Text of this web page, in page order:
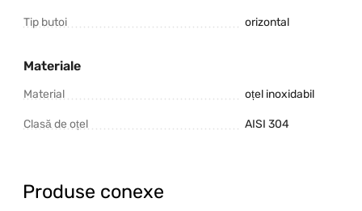
Tip butoi orizontal
Materiale
Material oțel inoxidabil
Clasă de oțel AISI 304
Produse conexe